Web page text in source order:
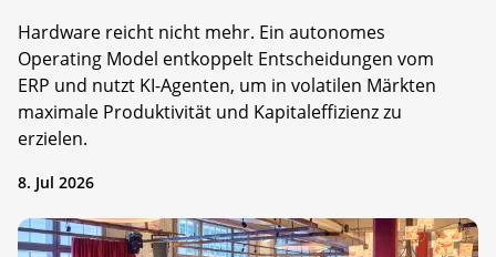
Hardware reicht nicht mehr. Ein autonomes
Operating Model entkoppelt Entscheidungen vom
ERP und nutzt KI-Agenten, um in volatilen Märkten
maximale Produktivität und Kapitaleffizienz zu
erzielen.
8. Jul 2026